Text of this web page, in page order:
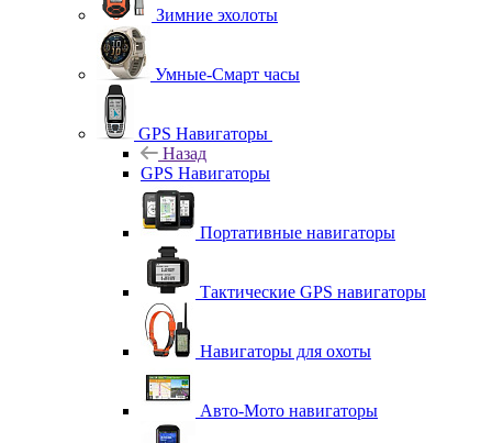
Зимние эхолоты
Умные-Смарт часы
GPS Навигаторы
Назад
GPS Навигаторы
Портативные навигаторы
Тактические GPS навигаторы
Навигаторы для охоты
Авто-Мото навигаторы